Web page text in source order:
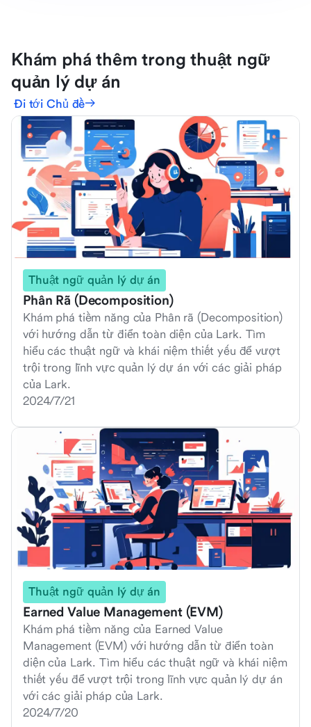
Khám phá thêm trong thuật ngữ
quản lý dự án
Đi tới Chủ đề
Thuật ngữ quản lý dự án
Phân Rã (Decomposition)
Khám phá tiềm năng của Phân rã (Decomposition)
với hướng dẫn từ điển toàn diện của Lark. Tìm
hiểu các thuật ngữ và khái niệm thiết yếu để vượt
trội trong lĩnh vực quản lý dự án với các giải pháp
của Lark.
2024/7/21
Thuật ngữ quản lý dự án
Earned Value Management (EVM)
Khám phá tiềm năng của Earned Value
Management (EVM) với hướng dẫn từ điển toàn
diện của Lark. Tìm hiểu các thuật ngữ và khái niệm
thiết yếu để vượt trội trong lĩnh vực quản lý dự án
với các giải pháp của Lark.
2024/7/20